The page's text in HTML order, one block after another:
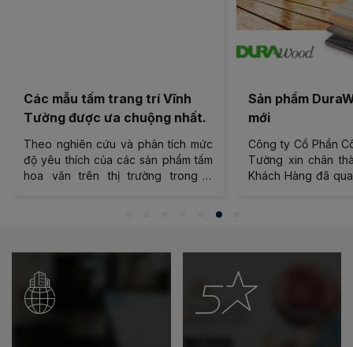
Các mẫu tấm trang trí Vĩnh
Tường được ưa chuộng nhất.
Theo nghiên cứu và phân tích mức
độ yêu thích của các sản phẩm tấm
hoa văn trên thị trường trong 6
Sản phẩm
mới
Công ty Cổ Phần
Tường xin chân
Khách Hàng đã quan
vân gỗ Siêu bền
mắt 03 loại vân
thêm các độ dày, quy
sau: